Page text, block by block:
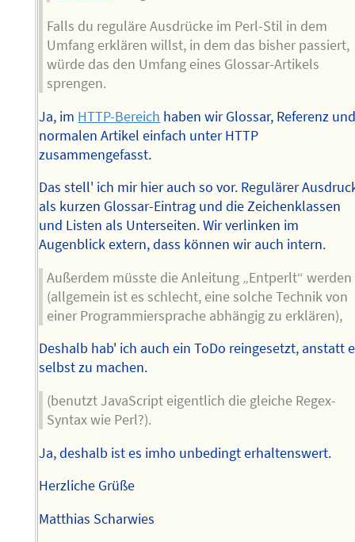
Falls du reguläre Ausdrücke im Perl-Stil in dem
Umfang erklären willst, in dem das bisher passiert,
würde das den Umfang eines Glossar-Artikels
sprengen.
Ja, im HTTP-Bereich haben wir Glossar, Referenz
normalen Artikel einfach unter HTTP
zusammengefasst.
Das stell' ich mir hier auch so vor. Regulärer
als kurzen Glossar-Eintrag und die Zeichenklassen
und Listen als Unterseiten. Wir verlinken im
Augenblick extern, dass können wir auch intern.
Außerdem müsste die Anleitung „Entperlt“ werden
(allgemein ist es schlecht, eine solche Technik von
einer Programmiersprache abhängig zu erklären),
Deshalb hab' ich auch ein ToDo reingesetzt, anstatt
selbst zu machen.
(benutzt JavaScript eigentlich die gleiche Regex-
Syntax wie Perl?).
Ja, deshalb ist es imho unbedingt erhaltenswert.
Herzliche Grüße
Matthias Scharwies